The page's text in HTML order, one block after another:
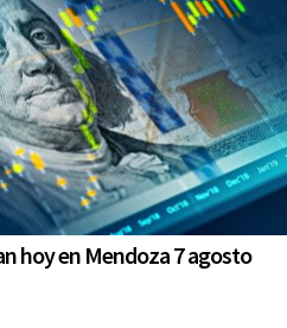
hoy en Mendoza 7 agosto